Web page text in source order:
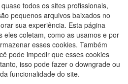
todos os sites profissionais,
pequenos arquivos baixados no
sua experiência. Esta página
eles coletam, como as usamos e por
esses cookies. Também
pode impedir que esses cookies
isso pode fazer o downgrade ou
funcionalidade do site.